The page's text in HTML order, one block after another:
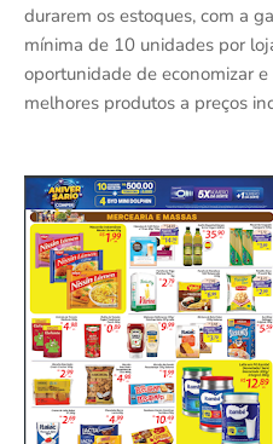
durarem os estoques, com a
mínima de 10 unidades por
oportunidade de economizar
melhores produtos a preços